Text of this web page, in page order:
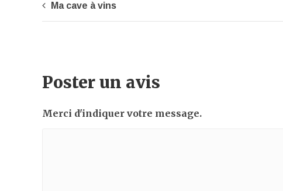
Ma cave à vins
Poster un avis
Merci d'indiquer votre message.